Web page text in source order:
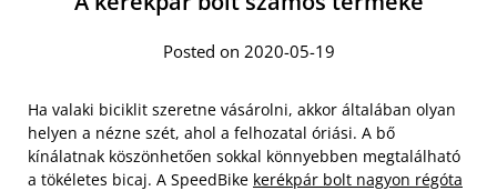
Posted on 2020-05-19
Ha valaki biciklit szeretne vásárolni, akkor általában olyan
helyen a nézne szét, ahol a felhozatal óriási. A bő
kínálatnak köszönhetően sokkal könnyebben megtalálható
a tökéletes bicaj. A SpeedBike kerékpár bolt nagyon régóta